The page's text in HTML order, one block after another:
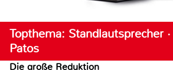
Topthema: Standlautsprecher
Patos
Die große Reduktion